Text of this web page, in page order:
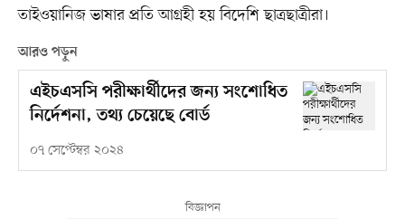
তাইওয়ানিজ ভাষার প্রতি আগ্রহী হয় বিদেশি ছাত্রছাত্রীরা।
আরও পড়ুন
এইচএসসি পরীক্ষার্থীদের জন্য সংশোধিত
নির্দেশনা, তথ্য চেয়েছে বোর্ড
০৭ সেপ্টেম্বর ২০২৪